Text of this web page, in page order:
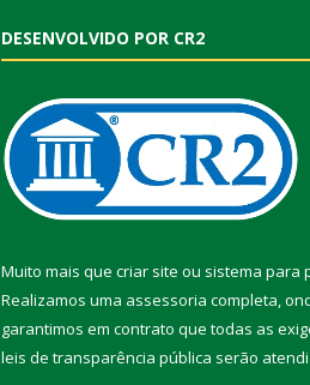
DESENVOLVIDO POR CR2
Muito mais que criar site ou sistema para
Realizamos uma assessoria completa,
garantimos em contrato que todas as
leis de transparência pública serão